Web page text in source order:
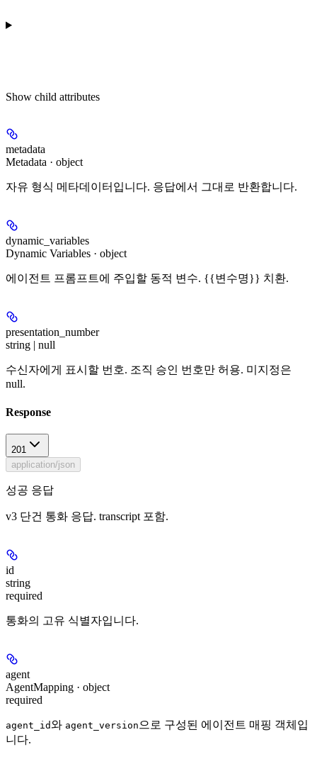
Show child attributes
metadata
Metadata · object
자유 형식 메타데이터입니다. 응답에서 그대로 반환합니다.
dynamic_variables
Dynamic Variables · object
에이전트 프롬프트에 주입할 동적 변수. {{변수명}} 치환.
presentation_number
string | null
수신자에게 표시할 번호. 조직 승인 번호만 허용. 미지정은
null.
Response
201
application/json
성공 응답
v3 단건 통화 응답. transcript 포함.
id
string
required
통화의 고유 식별자입니다.
agent
AgentMapping · object
required
agent_id와 agent_version 으로 구성된 에이전트 매핑 객체입
니다.